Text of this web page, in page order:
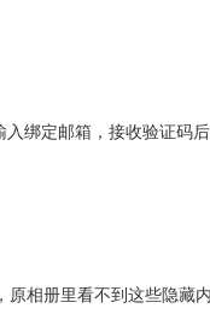
绑定邮箱，接收验证码后
相册里看不到这些隐藏内